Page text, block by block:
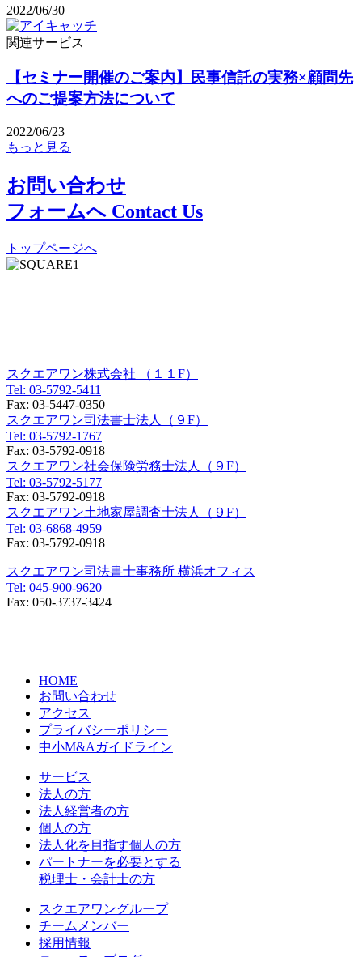
2022/06/30
関連サービス
【セミナー開催のご案内】民事信託の実務×顧問先
へのご提案方法について
2022/06/23
もっと見る
お問い合わせ
フォームへ Contact Us
トップページへ
スクエアワン株式会社 （１１F）
Tel: 03-5792-5411
Fax: 03-5447-0350
スクエアワン司法書士法人（９F）
Tel: 03-5792-1767
Fax: 03-5792-0918
スクエアワン社会保険労務士法人（９F）
Tel: 03-5792-5177
Fax: 03-5792-0918
スクエアワン土地家屋調査士法人（９F）
Tel: 03-6868-4959
Fax: 03-5792-0918
スクエアワン司法書士事務所 横浜オフィス
Tel: 045-900-9620
Fax: 050-3737-3424
HOME
お問い合わせ
アクセス
プライバシーポリシー
中小M&Aガイドライン
サービス
法人の方
法人経営者の方
個人の方
法人化を目指す個人の方
パートナーを必要とする
税理士・会計士の方
スクエアワングループ
チームメンバー
採用情報